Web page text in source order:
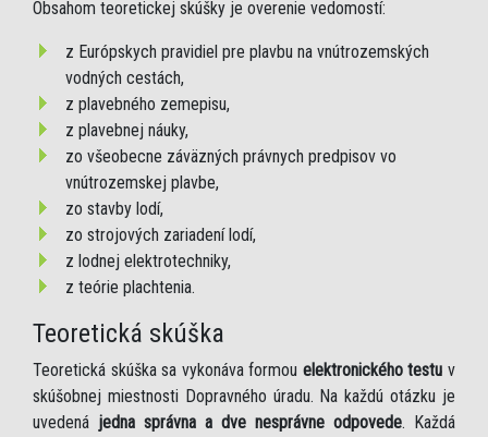
Obsahom teoretickej skúšky je overenie vedomostí:
z Európskych pravidiel pre plavbu na vnútrozemských
vodných cestách,
z plavebného zemepisu,
z plavebnej náuky,
zo všeobecne záväzných právnych predpisov vo
vnútrozemskej plavbe,
zo stavby lodí,
zo strojových zariadení lodí,
z lodnej elektrotechniky,
z teórie plachtenia.
Teoretická skúška
Teoretická skúška sa vykonáva formou elektronického testu v
skúšobnej miestnosti Dopravného úradu. Na každú otázku je
uvedená jedna správna a dve nesprávne odpovede. Každá